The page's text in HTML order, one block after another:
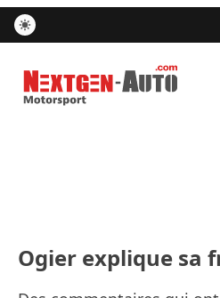
Nextgen-Auto.com
Ogier explique sa